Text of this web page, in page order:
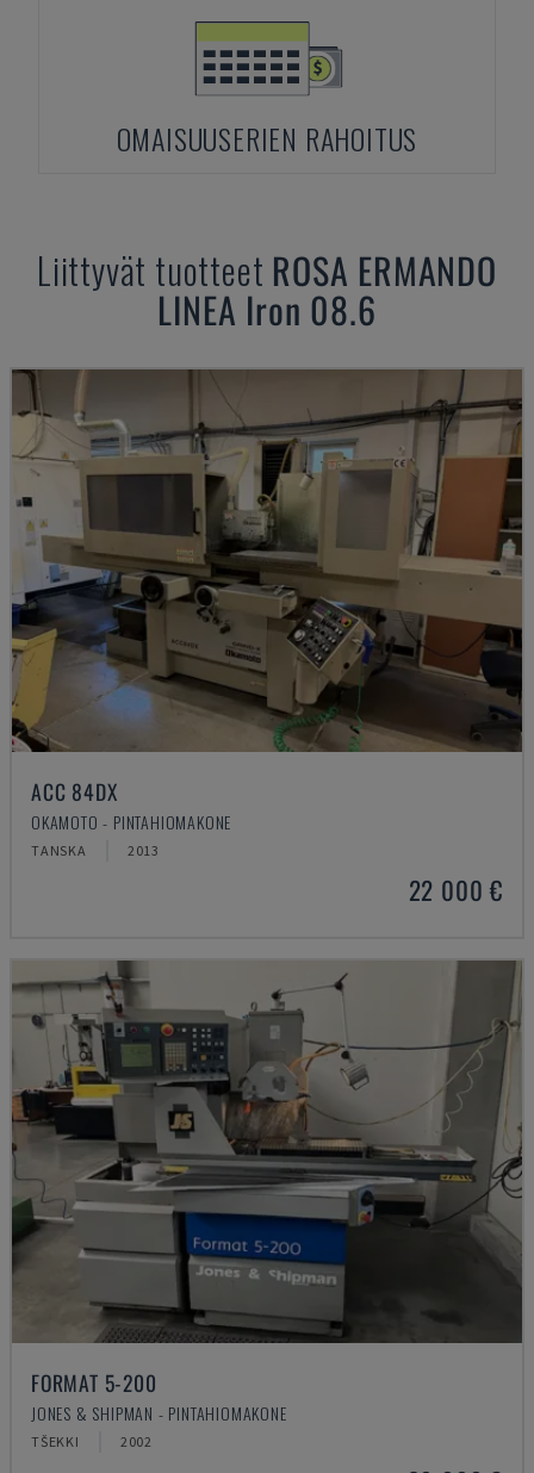
OMAISUUSERIEN RAHOITUS
Liittyvät tuotteet ROSA ERMANDO
LINEA Iron 08.6
ACC 84DX
OKAMOTO - PINTAHIOMAKONE
TANSKA 2013
22 000 €
FORMAT 5-200
JONES & SHIPMAN - PINTAHIOMAKONE
TŠEKKI 2002